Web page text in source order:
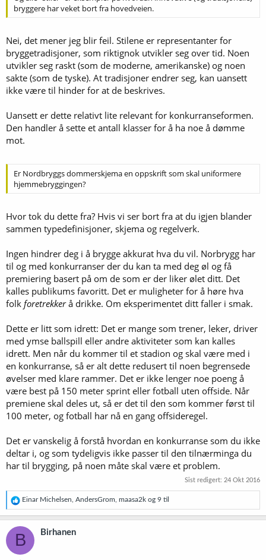
bryggere har veket bort fra hovedveien.
Nei, det mener jeg blir feil. Stilene er representanter for
bryggetradisjoner, som riktignok utvikler seg over tid. Noen
utvikler seg raskt (som de moderne, amerikanske) og noen
sakte (som de tyske). At tradisjoner endrer seg, kan uansett
ikke være til hinder for at de beskrives.
Uansett er dette relativt lite relevant for konkurranseformen.
Den handler å sette et antall klasser for å ha noe å dømme
mot.
Er Nordbryggs dommerskjema en oppskrift som skal uniformere
hjemmebryggingen?
Hvor tok du dette fra? Hvis vi ser bort fra at du igjen blander
sammen typedefinisjoner, skjema og regelverk.
Ingen hindrer deg i å brygge akkurat hva du vil. Norbrygg har
til og med konkurranser der du kan ta med deg øl og få
premiering basert på om de som er der liker ølet ditt. Det
kalles publikums favoritt. Det er muligheter for å høre hva
folk foretrekkerå drikke. Om eksperimentet ditt faller i smak.
Dette er litt som idrett: Det er mange som trener, leker, driver
med ymse ballspill eller andre aktiviteter som kan kalles
idrett. Men når du kommer til et stadion og skal være med i
en konkurranse, så er alt dette redusert til noen begrensede
øvelser med klare rammer. Det er ikke lenger noe poeng å
være best på 150 meter sprint eller fotball uten offside. Når
premiene skal deles ut, så er det til den som kommer først til
100 meter, og fotball har nå en gang offsideregel.
Det er vanskelig å forstå hvordan en konkurranse som du ikke
deltar i, og som tydeligvis ikke passer til den tilnærminga du
har til brygging, på noen måte skal være et problem.
Sist redigert: 24 Okt 2016
R
e
a
k
s
j
o
Einar Michelsen AndersGrom maasa2k og 9 til
B Birhanen